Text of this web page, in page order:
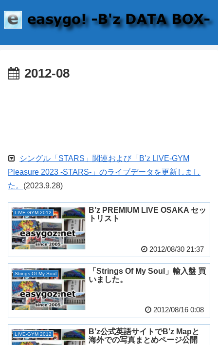
2012-08
シングル「STARS」関連および「B’z LIVE-GYM
Pleasure 2023 -STARS-」のライブデータを更新しまし
た。 (2023.9.28)
LIVE-GYM 2012
B’z PREMIUM LIVE OSAKA セッ
トリスト
2012/08/30 21:37
Strings Of My Soul
「Strings Of My Soul」輸入盤 買
いました。
2012/08/16 0:08
LIVE-GYM 2012
B’z公式英語サイトでB’z Mapと
海外での写真まとめページ公開